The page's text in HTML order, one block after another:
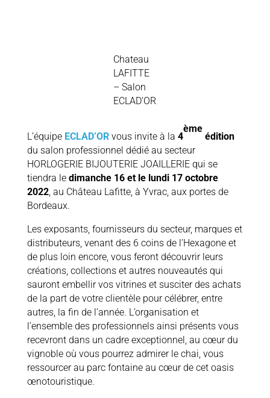
Chateau
LAFITTE
– Salon
ECLAD’OR
L’équipe ECLAD’OR vous invite à la 4
ème
édition
du salon professionnel dédié au secteur
HORLOGERIE BIJOUTERIE JOAILLERIE qui se
tiendra le dimanche 16 et le lundi 17 octobre
2022, au Château Lafitte, à Yvrac, aux portes de
Bordeaux.
Les exposants, fournisseurs du secteur, marques et
distributeurs, venant des 6 coins de l’Hexagone et
de plus loin encore, vous feront découvrir leurs
créations, collections et autres nouveautés qui
sauront embellir vos vitrines et susciter des achats
de la part de votre clientèle pour célébrer, entre
autres, la fin de l’année. L’organisation et
l’ensemble des professionnels ainsi présents vous
recevront dans un cadre exceptionnel, au cœur du
vignoble où vous pourrez admirer le chai, vous
ressourcer au parc fontaine au cœur de cet oasis
œnotouristique.